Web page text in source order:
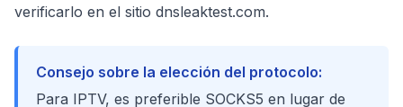
verificarlo en el sitio dnsleaktest.com.
Consejo sobre la elección del protocolo:
Para IPTV, es preferible SOCKS5 en lugar de